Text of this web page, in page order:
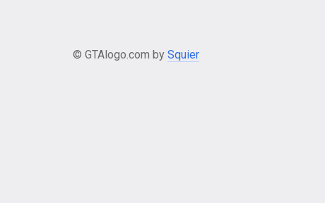
© GTAlogo.com by Squier